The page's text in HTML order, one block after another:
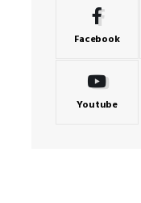
Facebook
Youtube